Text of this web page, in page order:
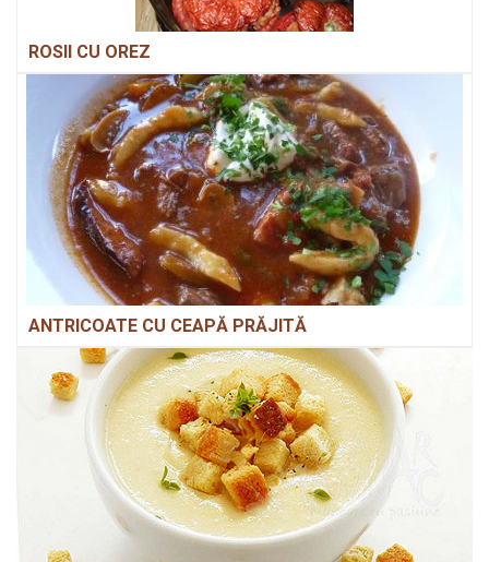
ROSII CU OREZ
ANTRICOATE CU CEAPĂ PRĂJITĂ